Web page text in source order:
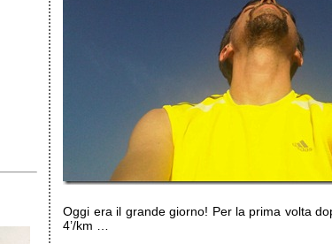
Oggi era il grande giorno! Per la prima volta
4’/km …